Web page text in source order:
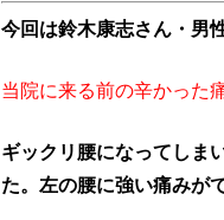
今回は鈴木康志さん・男
当院に来る前の辛かった
ギックリ腰になってしま
た。左の腰に強い痛みが